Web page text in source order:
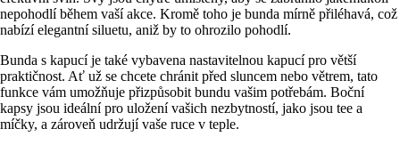
nepohodlí během vaší akce. Kromě toho je bunda mírně přiléhavá, což
nabízí elegantní siluetu, aniž by to ohrozilo pohodlí.
Bunda s kapucí je také vybavena nastavitelnou kapucí pro větší
praktičnost. Ať už se chcete chránit před sluncem nebo větrem, tato
funkce vám umožňuje přizpůsobit bundu vašim potřebám. Boční
kapsy jsou ideální pro uložení vašich nezbytností, jako jsou tee a
míčky, a zároveň udržují vaše ruce v teple.